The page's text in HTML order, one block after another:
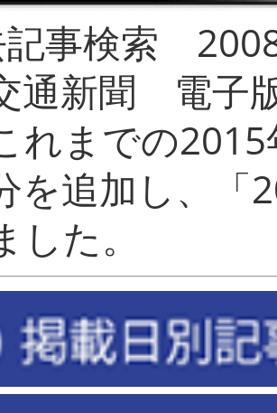
事検索
通新聞 電子
れまでの
を追加し、「
まし